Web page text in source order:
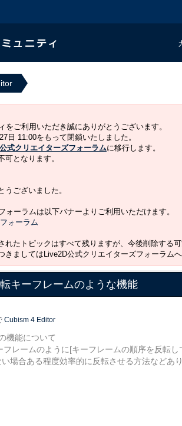
をご利用いただき誠にありがとうございます。
日 11:00をもって閉鎖いたしました。
式クリエイターズフォーラムに移行します。
可となります。
うございました。
ォーラムは以下バナーよりご利用いただけます。
れたトピックはすべて残りますが、今後削除する
きましてはLive2D公式クリエイターズフォーラムへ
キーフレームのような機能
Cubism 4 Editor
機能について
レームのように[キーフレームの順序を反転
場合ある程度効率的に反転させる方法などあ